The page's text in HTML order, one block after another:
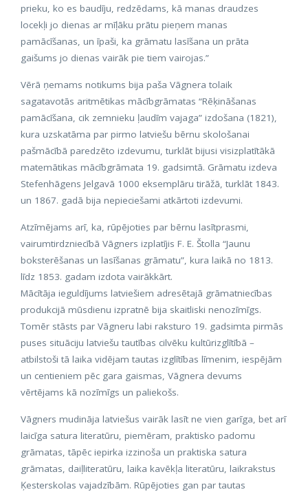
prieku, ko es baudīju, redzēdams, kā manas draudzes
locekļi jo dienas ar mīļāku prātu pieņem manas
pamācīšanas, un īpaši, ka grāmatu lasīšana un prāta
gaišums jo dienas vairāk pie tiem vairojas.”
Vērā ņemams notikums bija paša Vāgnera tolaik
sagatavotās aritmētikas mācībgrāmatas “Rēķināšanas
pamācīšana, cik zemnieku ļaudīm vajaga” izdošana (1821),
kura uzskatāma par pirmo latviešu bērnu skološanai
pašmācībā paredzēto izdevumu, turklāt bijusi visizplatītākā
matemātikas mācībgrāmata 19. gadsimtā. Grāmatu izdeva
Stefenhāgens Jelgavā 1000 eksemplāru tirāžā, turklāt 1843.
un 1867. gadā bija nepieciešami atkārtoti izdevumi.
Atzīmējams arī, ka, rūpējoties par bērnu lasītprasmi,
vairumtirdzniecībā Vāgners izplatījis F. E. Štolla “Jaunu
boksterēšanas un lasīšanas grāmatu”, kura laikā no 1813.
līdz 1853. gadam izdota vairākkārt.
Mācītāja ieguldījums latviešiem adresētajā grāmatniecības
produkcijā mūsdienu izpratnē bija skaitliski nenozīmīgs.
Tomēr stāsts par Vāgneru labi raksturo 19. gadsimta pirmās
puses situāciju latviešu tautības cilvēku kultūrizglītībā –
atbilstoši tā laika vidējam tautas izglītības līmenim, iespējām
un centieniem pēc gara gaismas, Vāgnera devums
vērtējams kā nozīmīgs un paliekošs.
Vāgners mudināja latviešus vairāk lasīt ne vien garīga, bet arī
laicīga satura literatūru, piemēram, praktisko padomu
grāmatas, tāpēc iepirka izzinoša un praktiska satura
grāmatas, daiļliteratūru, laika kavēkļa literatūru, laikrakstus
Ķesterskolas vajadzībām. Rūpējoties gan par tautas